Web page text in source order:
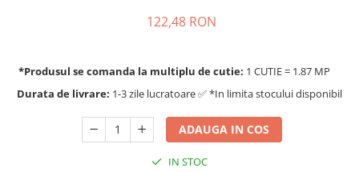
122,48 RON
*Produsul se comanda la multiplu de cutie: 1 CUTIE = 1.87 MP
Durata de livrare: 1-3 zile lucratoare ✅ *In limita stocului disponibil
ADAUGA IN COS
IN STOC